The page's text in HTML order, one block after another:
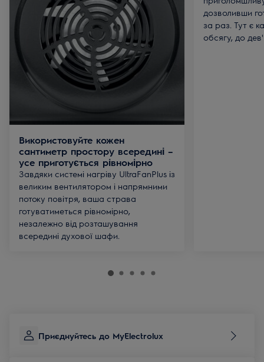
Використовуйте кожен
сантиметр простору всередині –
усе приготується рівномірно
Завдяки системі нагріву UltraFanPlus із
великим вентилятором і напрямними
потоку повітря, ваша страва
готуватиметься рівномірно,
незалежно від розташування
всередині духової шафи.
дозволивши
за раз. Тут є
обсягу, до
Приєднуйтесь до MyElectrolux